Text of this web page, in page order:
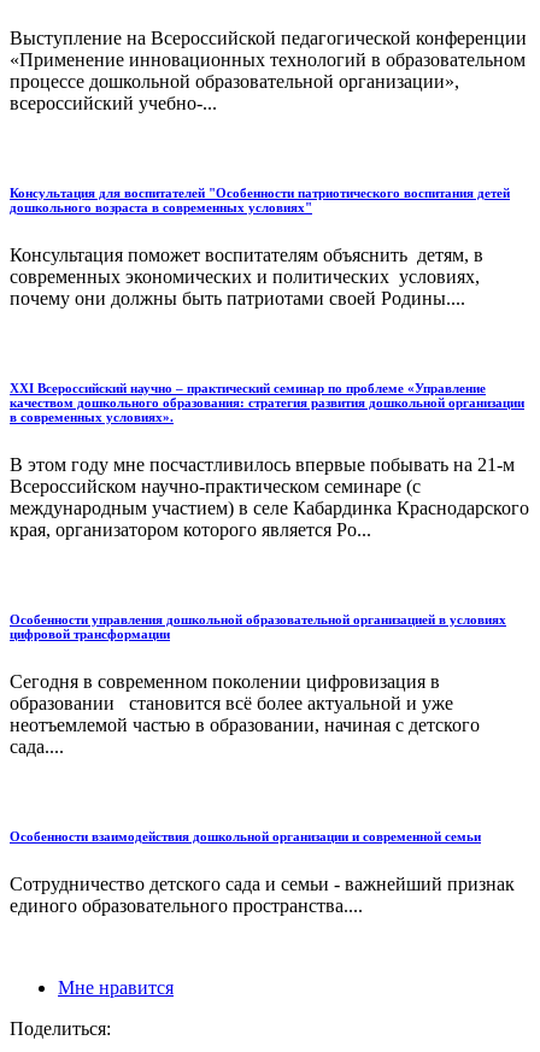
Выступление на Всероссийской педагогической конференции
«Применение инновационных технологий в образовательном
процессе дошкольной образовательной организации»,
всероссийский учебно-...
Консультация для воспитателей "Особенности патриотического воспитания детей
дошкольного возраста в современных условиях"
Консультация поможет воспитателям объяснить детям, в
современных экономических и политических условиях,
почему они должны быть патриотами своей Родины....
ΧΧI Всероссийский научно – практический семинар по проблеме «Управление
качеством дошкольного образования: стратегия развития дошкольной организации
в современных условиях».
В этом году мне посчастливилось впервые побывать на 21-м
Всероссийском научно-практическом семинаре (с
международным участием) в селе Кабардинка Краснодарского
края, организатором которого является Ро...
Особенности управления дошкольной образовательной организацией в условиях
цифровой трансформации
Сегодня в современном поколении цифровизация в
образовании становится всё более актуальной и уже
неотъемлемой частью в образовании, начиная с детского
сада....
Особенности взаимодействия дошкольной организации и современной семьи
Сотрудничество детского сада и семьи - важнейший признак
единого образовательного пространства....
Мне нравится
Поделиться: